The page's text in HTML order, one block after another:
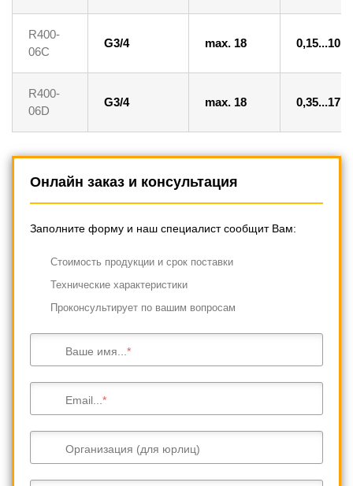
R400-
06C
G3/4 max. 18 0,15...10
R400-
06D
G3/4 max. 18 0,35...17
Онлайн заказ и консультация
Заполните форму и наш специалист сообщит Вам:
Cтоимость продукции и срок поставки
Технические характеристики
Проконсультирует по вашим вопросам
Ваше имя...
Email...
Организация (для юрлиц)